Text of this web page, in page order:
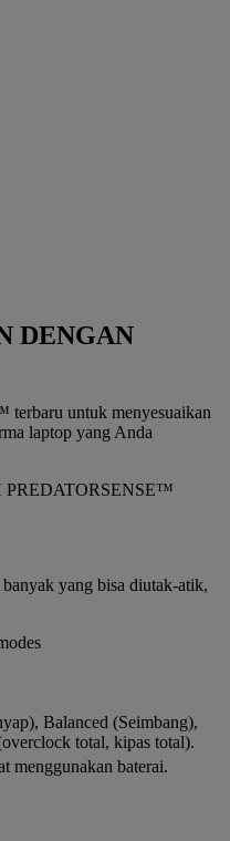
DENGAN
terbaru untuk menyesuaikan
laptop yang Anda
yang bisa diutak-atik,
Balanced (Seimbang),
total, kipas total).
menggunakan baterai.